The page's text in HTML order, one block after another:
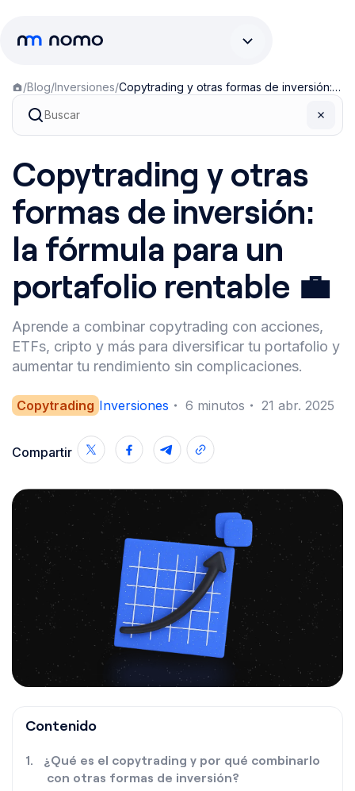
/Blog/Inversiones/ Copytrading y otras formas de inversión: la fórmula para un portafolio rentable 💼
Copytrading y otras
formas de inversión:
la fórmula para un
portafolio rentable 💼
Aprende a combinar copytrading con acciones,
ETFs, cripto y más para diversificar tu portafolio y
aumentar tu rendimiento sin complicaciones.
Copytrading Inversiones ・ 6 minutos ・ 21 abr. 2025
Compartir
Contenido
¿Qué es el copytrading y por qué combinarlo
con otras formas de inversión?